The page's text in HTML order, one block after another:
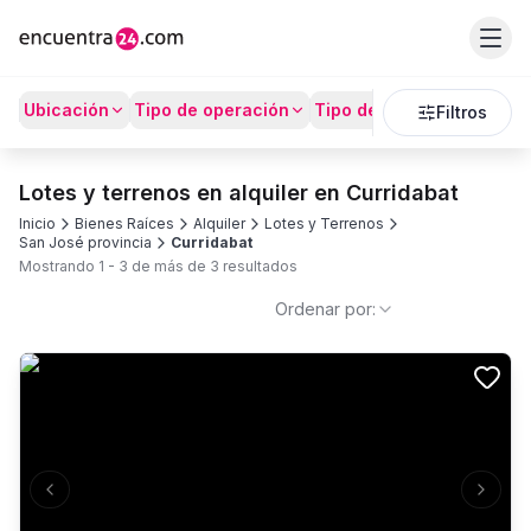
Ubicación Tipo de operación Tipo de Propiedad
Filtros
Lotes y terrenos en alquiler en Curridabat
Inicio Bienes Raíces Alquiler
Lotes y Terrenos
San José provincia
Curridabat
Mostrando 1 - 3 de más de 3 resultados
Ordenar por:
Previous slide Next